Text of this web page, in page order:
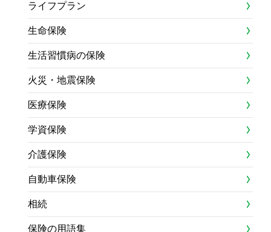
ライフプラン
生命保険
生活習慣病の保険
火災・地震保険
医療保険
学資保険
介護保険
自動車保険
相続
保険の用語集